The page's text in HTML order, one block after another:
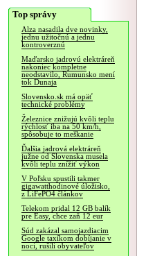
Top správy
Alza nasadila dve novinky,
jednu užitočnú a jednu
kontroverznú
Maďarsko jadrovú elektráreň
nakoniec kompletne
neodstavilo, Rumunsko mení
tok Dunaja
Slovensko.sk má opäť
technické problémy
Železnice znižujú kvôli teplu
rýchlosť iba na 50 km/h,
spôsobuje to meškanie
Ďalšia jadrová elektráreň
južne od Slovenska musela
kvôli teplu znížiť výkon
V Poľsku spustili takmer
gigawatthodinové úložisko,
z LiFePO4 článkov
Telekom pridal 12 GB balík
pre Easy, chce zaň 12 eur
Súd zakázal samojazdiacim
Google taxíkom dobíjanie v
noci, rušili obyvateľov